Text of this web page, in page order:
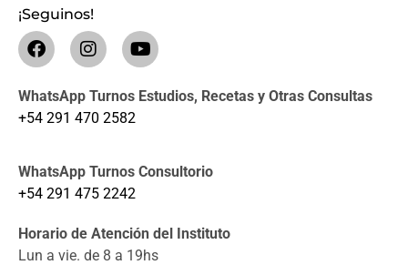
¡Seguinos!
WhatsApp Turnos Estudios, Recetas y Otras Consultas
+54 291 470 2582
WhatsApp Turnos Consultorio
+54 291 475 2242
Horario de Atención del Instituto
Lun a vie. de 8 a 19hs